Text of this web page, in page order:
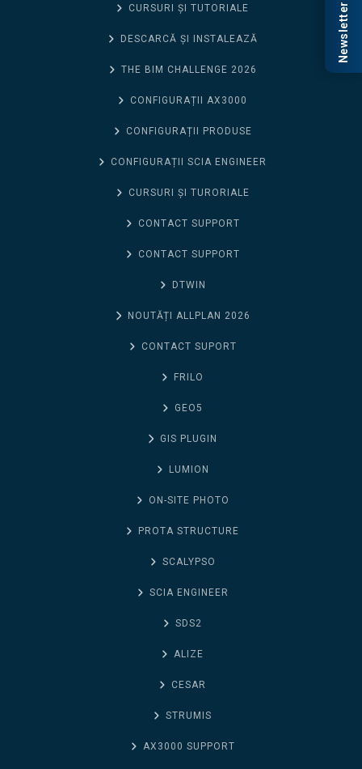
CURSURI ȘI TUTORIALE
DESCARCĂ ȘI INSTALEAZĂ
THE BIM CHALLENGE 2026
CONFIGURAȚII AX3000
CONFIGURAȚII PRODUSE
CONFIGURAȚII SCIA ENGINEER
CURSURI ȘI TURORIALE
CONTACT SUPPORT
CONTACT SUPPORT
DTWIN
NOUTĂȚI ALLPLAN 2026
CONTACT SUPORT
FRILO
GEO5
GIS PLUGIN
LUMION
ON-SITE PHOTO
PROTA STRUCTURE
SCALYPSO
SCIA ENGINEER
SDS2
ALIZE
CESAR
STRUMIS
AX3000 SUPPORT
Newsletter